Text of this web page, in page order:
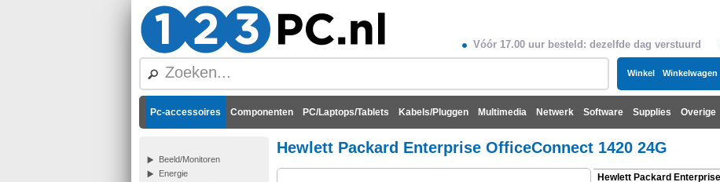
Vóór 17.00 uur besteld: dezelfde dag verstuurd
Winkel Winkelwagen
Pc-accessoires Componenten PC/Laptops/Tablets Kabels/Pluggen Multimedia Netwerk Software Supplies Overige
Beeld/Monitoren
Energie
Hewlett Packard Enterprise OfficeConnect 1420 24G